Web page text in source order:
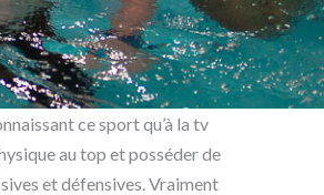
ce sport qu’à la tv
au top et posséder de
et défensives. Vraiment